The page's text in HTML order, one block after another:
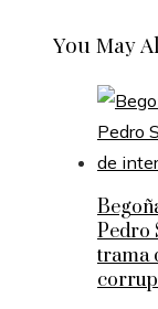
You May
Pedro
trama